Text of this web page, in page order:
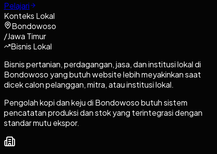
Pelajari
Konteks Lokal
Bondowoso
/Jawa Timur
Bisnis Lokal
Bisnis pertanian, perdagangan, jasa, dan institusi lokal di
Bondowoso yang butuh website lebih meyakinkan saat
dicek calon pelanggan, mitra, atau institusi lokal.
Pengolah kopi dan keju di Bondowoso butuh sistem
pencatatan produksi dan stok yang terintegrasi dengan
standar mutu ekspor.